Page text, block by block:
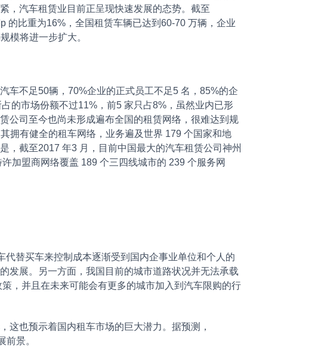
，汽车租赁业目前正呈现快速发展的态势。截至
的比重为16%，全国租赁车辆已达到60-70 万辆，企业
模将进一步扩大。
不足50辆，70%企业的正式员工不足5 名，85%的企
的市场份额不过11%，前5 家只占8%，虽然业内已形
公司至今也尚未形成遍布全国的租赁网络，很难达到规
拥有健全的租车网络，业务遍及世界 179 个国家和地
，截至2017 年3 月，目前中国最大的汽车租赁公司神州
加盟商网络覆盖 189 个三四线城市的 239 个服务网
替买车来控制成本逐渐受到国内企事业单位和个人的
发展。另一方面，我国目前的城市道路状况并无法承载
，并且在未来可能会有更多的城市加入到汽车限购的行
也预示着国内租车市场的巨大潜力。据预测，
景。